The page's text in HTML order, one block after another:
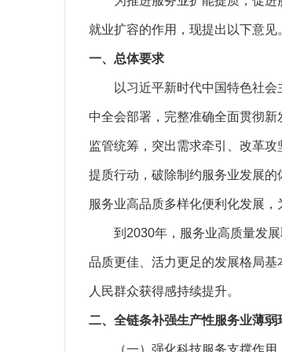
就业扩容的作用，现提出以下意见
一、总体要求
以习近平新时代中国特色社会
中全会部署，完整准确全面贯彻
监管统筹，突出需求牵引、改革
提质行动，破除制约服务业发展
服务业高品质多样化便利化发展，
到2030年，服务业高质量发展
品质更佳、活力更足的发展格局基
人民群众获得感持续提升。
二、全链条补强生产性服务业薄弱
（一）强化科技服务支撑作用